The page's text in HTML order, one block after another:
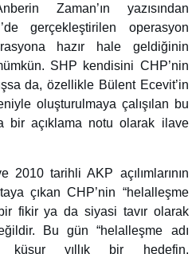
Zaman’ın yazısından
gerçekleştirilen operasyon
hazır hale geldiğinin
SHP kendisini CHP’nin
da, özellikle Bülent Ecevit’in
oluşturulmaya çalışılan bu
bir açıklama notu olarak ilave
tarihli AKP açılımlarının
çıkan CHP’nin “helalleşme
bir fikir ya da siyasi tavır olarak
Bu gün “helalleşme adı
küsur yıllık bir hedefin,